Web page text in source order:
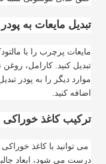
تبدیل مایعات به پودر
مایعات پرچرب را با
تبدیل کنید. کارامل، روغن
موارد دیگر را به پودر
اضافه کنید
ترکیب کاغذ خوراکی
می توانید با کاغذ
درست می شود، ابعاد